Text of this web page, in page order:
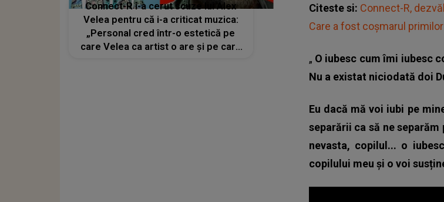
Citeste si: Connect-R,
Care a fost coșmarul
„ O iubesc cum îmi iubesc
Nu a existat niciodată doi
Eu dacă mă voi iubi pe
separării ca să ne
nevasta, copilul... o
copilului meu și o voi
Connect-R i-a cerut scuze lui Alex
Velea pentru că i-a criticat muzica:
„Personal cred într-o estetică pe
care Velea ca artist o are și pe care